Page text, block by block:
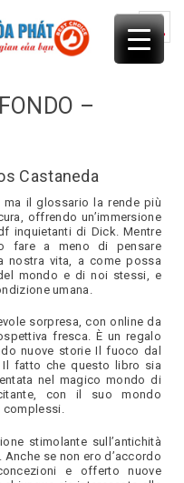
–
Castaneda
il glossario la rende più
offrendo un’immersione
inquietanti di Dick. Mentre
fare a meno di pensare
nostra vita, a come possa
mondo e di noi stessi, e
umana.
sorpresa, con online da
fresca. È un regalo
nuove storie Il fuoco dal
fatto che questo libro sia
nel magico mondo di
con il suo mondo
complessi.
stimolante sull’antichità
se non ero d’accordo
e offerto nuove